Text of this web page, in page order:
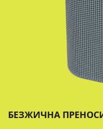
БЕЗЖИЧНА